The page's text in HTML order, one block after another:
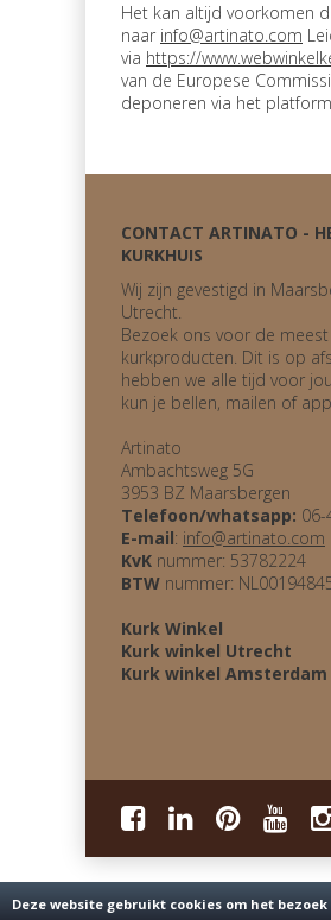
Het kan altijd voorkomen
naar info@artinato.com
via https://
van de Europese
deponeren via het
CONTACT ARTINATO -
KURKHUIS
Wij zijn gevestigd in
Utrecht.
Bezoek ons voor de
kurkproducten. Dit is op
hebben we alle tijd voor
kun je bellen, mailen of
Artinato
Ambachtsweg 5G
3953 BZ Maarsbergen
Telefoon/whatsapp: 06-
E-mail: info@artinato.com
KvK nummer: 53782224
BTW nummer:
Kurk Winkel
Kurk winkel Utrecht
Kurk winkel Amsterdam
Deze website gebruikt cookies om het